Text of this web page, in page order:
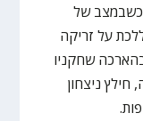
של
בחר ללכת על זריקה
שחקניו
ניצחון